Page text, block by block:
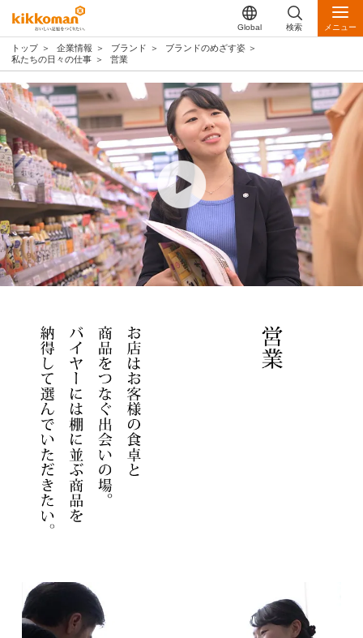
Global 検索 メニュー
トップ 企業情報 ブランド
ブランドのめざす姿
私たちの日々の仕事
営業